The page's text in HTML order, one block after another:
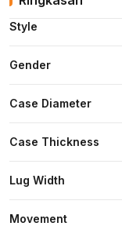
Style
Gender
Case Diameter
Case Thickness
Lug Width
Movement